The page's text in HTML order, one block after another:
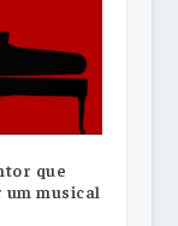
que
um musical